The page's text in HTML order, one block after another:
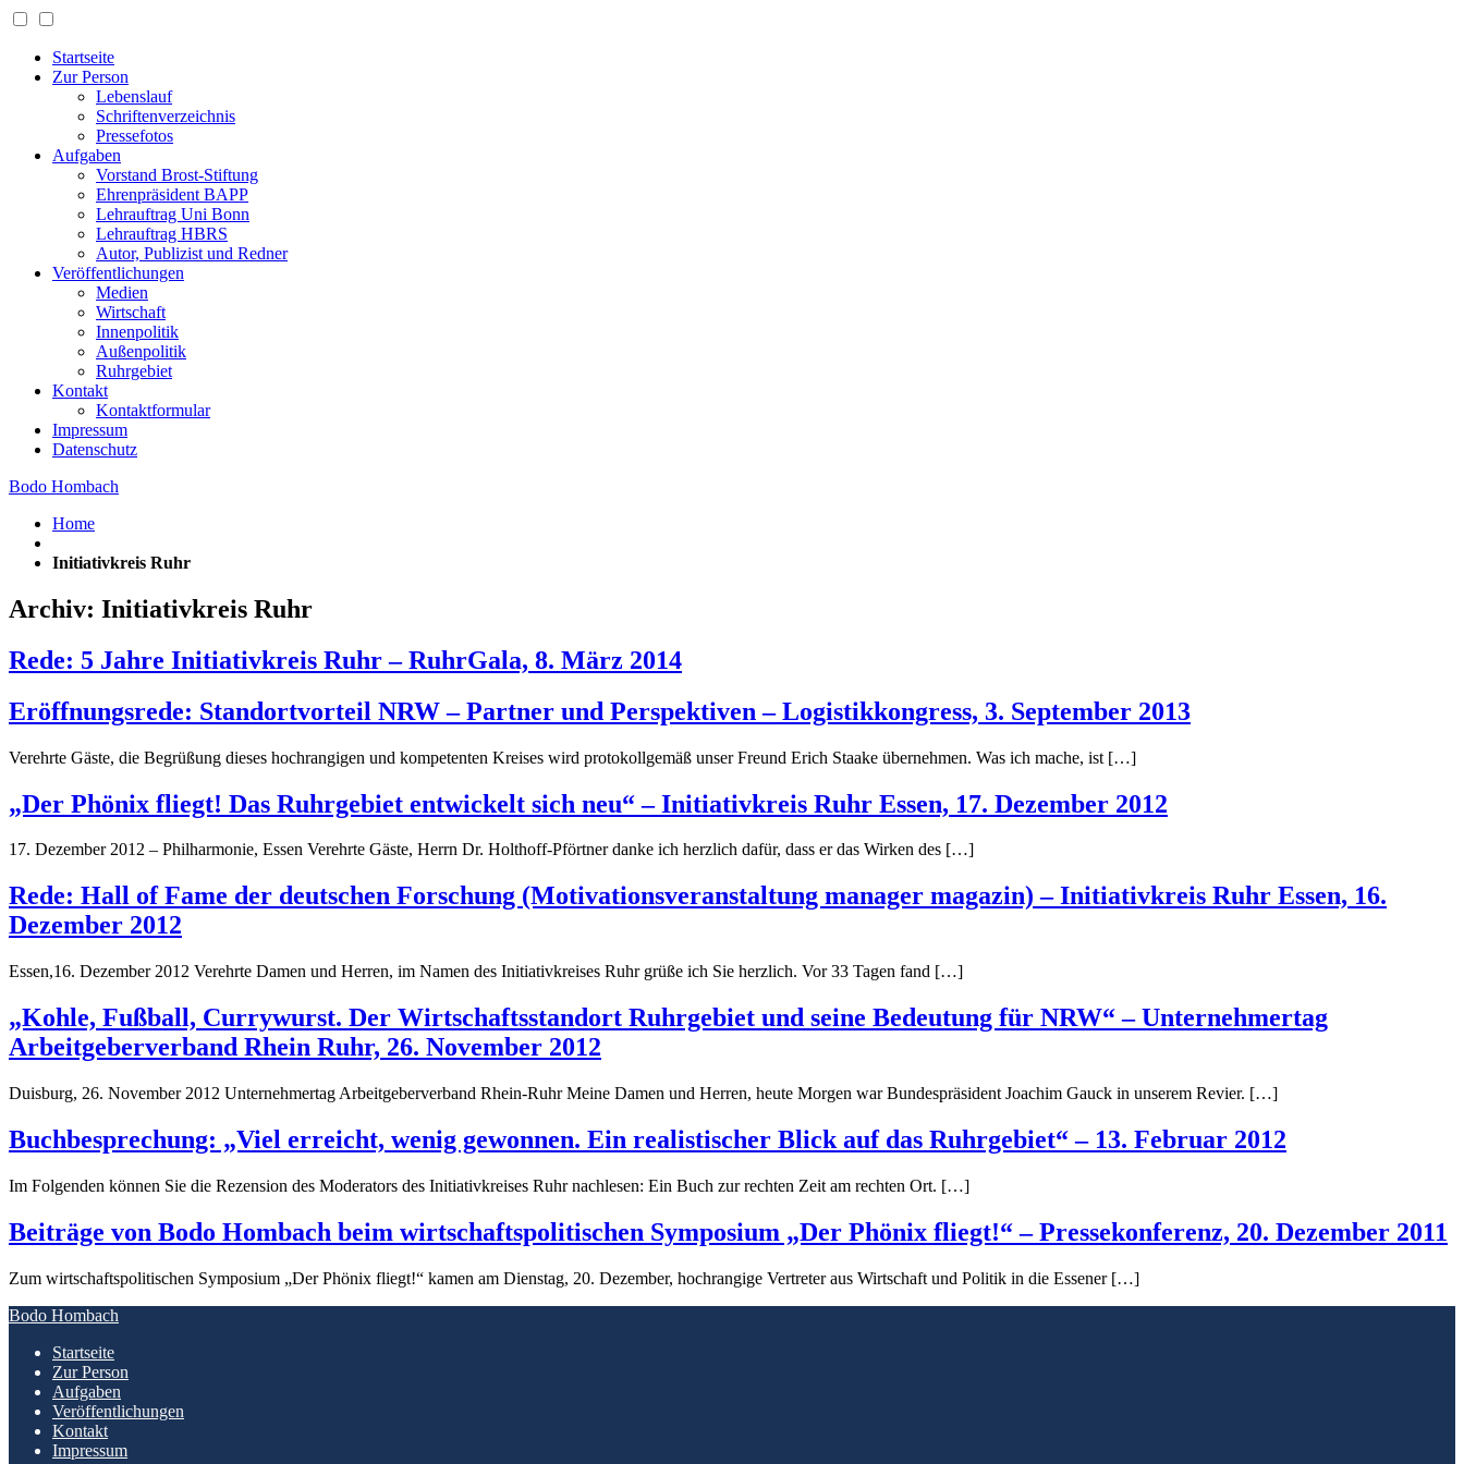
Startseite
Zur Person
Lebenslauf
Schriftenverzeichnis
Pressefotos
Aufgaben
Vorstand Brost-Stiftung
Ehrenpräsident BAPP
Lehrauftrag Uni Bonn
Lehrauftrag HBRS
Autor, Publizist und Redner
Veröffentlichungen
Medien
Wirtschaft
Innenpolitik
Außenpolitik
Ruhrgebiet
Kontakt
Kontaktformular
Impressum
Datenschutz
Bodo Hombach
Home
Initiativkreis Ruhr
Archiv: Initiativkreis Ruhr
Rede: 5 Jahre Initiativkreis Ruhr – RuhrGala, 8. März 2014
Eröffnungsrede: Standortvorteil NRW – Partner und Perspektiven – Logistikkongress, 3. September 2013
Verehrte Gäste, die Begrüßung dieses hochrangigen und kompetenten Kreises wird protokollgemäß unser Freund Erich Staake übernehmen. Was ich mache, ist […]
„Der Phönix fliegt! Das Ruhrgebiet entwickelt sich neu“ – Initiativkreis Ruhr Essen, 17. Dezember 2012
17. Dezember 2012 – Philharmonie, Essen Verehrte Gäste, Herrn Dr. Holthoff-Pförtner danke ich herzlich dafür, dass er das Wirken des […]
Rede: Hall of Fame der deutschen Forschung (Motivationsveranstaltung manager magazin) – Initiativkreis Ruhr Essen, 16.
Dezember 2012
Essen,16. Dezember 2012 Verehrte Damen und Herren, im Namen des Initiativkreises Ruhr grüße ich Sie herzlich. Vor 33 Tagen fand […]
„Kohle, Fußball, Currywurst. Der Wirtschaftsstandort Ruhrgebiet und seine Bedeutung für NRW“ – Unternehmertag
Arbeitgeberverband Rhein Ruhr, 26. November 2012
Duisburg, 26. November 2012 Unternehmertag Arbeitgeberverband Rhein-Ruhr Meine Damen und Herren, heute Morgen war Bundespräsident Joachim Gauck in unserem Revier. […]
Buchbesprechung: „Viel erreicht, wenig gewonnen. Ein realistischer Blick auf das Ruhrgebiet“ – 13. Februar 2012
Im Folgenden können Sie die Rezension des Moderators des Initiativkreises Ruhr nachlesen: Ein Buch zur rechten Zeit am rechten Ort. […]
Beiträge von Bodo Hombach beim wirtschaftspolitischen Symposium „Der Phönix fliegt!“ – Pressekonferenz, 20. Dezember 2011
Zum wirtschaftspolitischen Symposium „Der Phönix fliegt!“ kamen am Dienstag, 20. Dezember, hochrangige Vertreter aus Wirtschaft und Politik in die Essener […]
Bodo Hombach
Startseite
Zur Person
Aufgaben
Veröffentlichungen
Kontakt
Impressum